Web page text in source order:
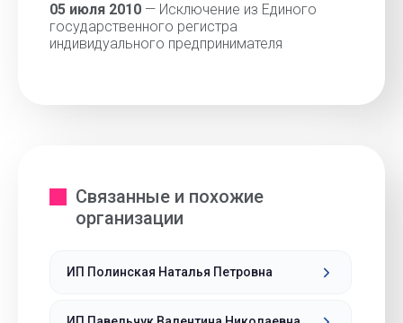
05 июля 2010 — Исключение из Единого
государственного регистра
индивидуального предпринимателя
Связанные и похожие
организации
ИП Полинская Наталья Петровна